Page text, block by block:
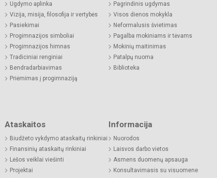
Ugdymo aplinka
Vizija, misija, filosofija ir vertybės
Pasiekimai
Progimnazijos simboliai
Progimnazijos himnas
Tradiciniai renginiai
Bendradarbiavimas
Priėmimas į progimnaziją
Pagrindinis ugdymas
Visos dienos mokykla
Neformalusis švietimas
Pagalba mokiniams ir tėvams
Mokinių maitinimas
Patalpų nuoma
Biblioteka
Ataskaitos
Biudžeto vykdymo ataskaitų rinkiniai
Finansinių ataskaitų rinkiniai
Lėšos veiklai viešinti
Projektai
Informacija
Nuorodos
Laisvos darbo vietos
Asmens duomenų apsauga
Konsultavimasis su visuomene